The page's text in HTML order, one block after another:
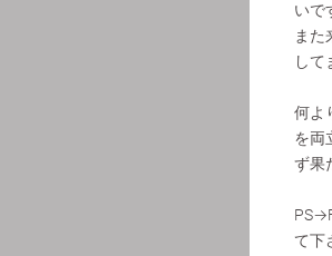
いで
また
して
何よ
を両
ず果
て下